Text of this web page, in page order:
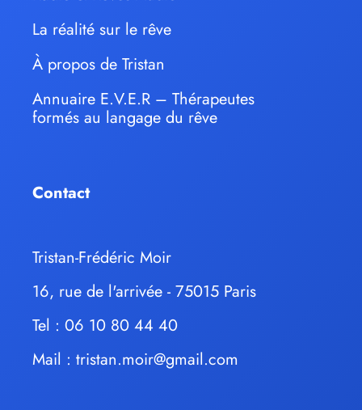
La réalité sur le rêve
À propos de Tristan
Annuaire E.V.E.R – Thérapeutes
formés au langage du rêve
Contact
Tristan-Frédéric Moir
16, rue de l'arrivée - 75015 Paris
Tel : 06 10 80 44 40
Mail : tristan.moir@gmail.com